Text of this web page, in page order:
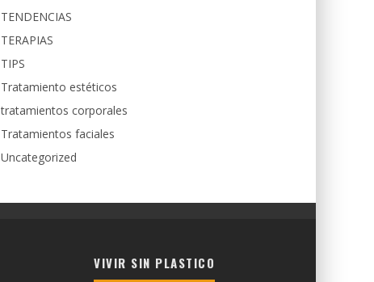
TENDENCIAS
TERAPIAS
TIPS
Tratamiento estéticos
tratamientos corporales
Tratamientos faciales
Uncategorized
VIVIR SIN PLASTICO